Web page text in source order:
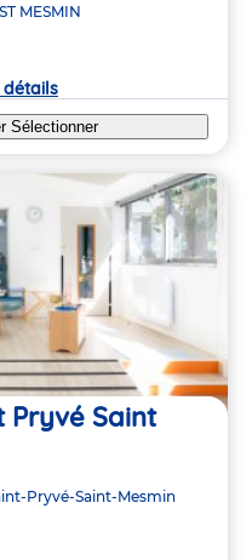
MESMIN
détails
Sélectionner
Pryvé Saint
Pryvé-Saint-Mesmin